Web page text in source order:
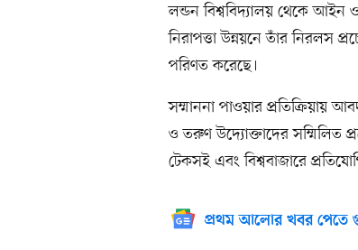
লন্ডন বিশ্ববিদ্যালয় থেকে আইন
নিরাপত্তা উন্নয়নে তাঁর নিরলস
পরিণত করেছে।
সম্মাননা পাওয়ার
ও তরুণ উদ্যোক্তাদের সম্মিলিত
টেকসই এবং বিশ্ববাজারে
প্রথম আলোর খবর পেতে